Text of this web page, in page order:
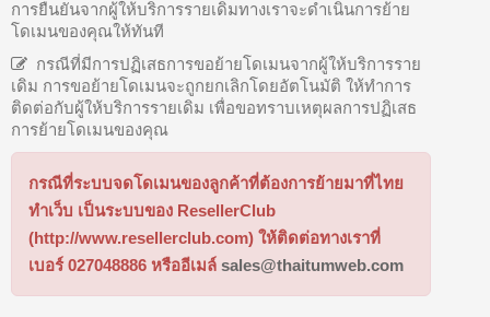
การยืนยันจากผู้ให้บริการรายเดิมทางเราจะดำเนินการย้าย
โดเมนของคุณให้ทันที
กรณีที่มีการปฏิเสธการขอย้ายโดเมนจากผู้ให้บริการราย
เดิม การขอย้ายโดเมนจะถูกยกเลิกโดยอัตโนมัติ ให้ทำการ
ติดต่อกับผู้ให้บริการรายเดิม เพื่อขอทราบเหตุผลการปฏิเสธ
การย้ายโดเมนของคุณ
กรณีที่ระบบจดโดเมนของลูกค้าที่ต้องการย้ายมาที่ไทย
ทำเว็บ เป็นระบบของ ResellerClub
(http://www.resellerclub.com) ให้ติดต่อทางเราที่
เบอร์ 027048886 หรืออีเมล์ sales@thaitumweb.com